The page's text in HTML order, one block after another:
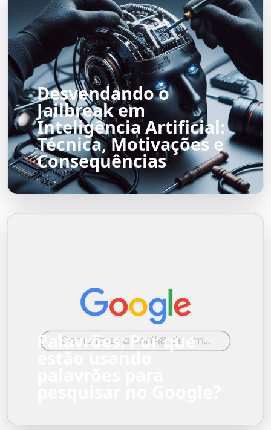
Desvendando o
Jailbreak em
Inteligência Artificial:
Técnica, Motivações e
Consequências
Palavrões: Por que
estão usando